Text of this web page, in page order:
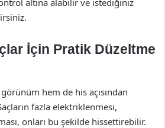
altına alabilir ve istediğiniz
İçin Pratik Düzeltme
hem de his açısından
fazla elektriklenmesi,
onları bu şekilde hissettirebilir.